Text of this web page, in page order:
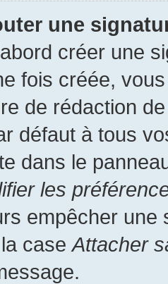
une
créer une
fois créée,
de rédaction
défaut à tous
dans le
les
empêcher une
case Attacher